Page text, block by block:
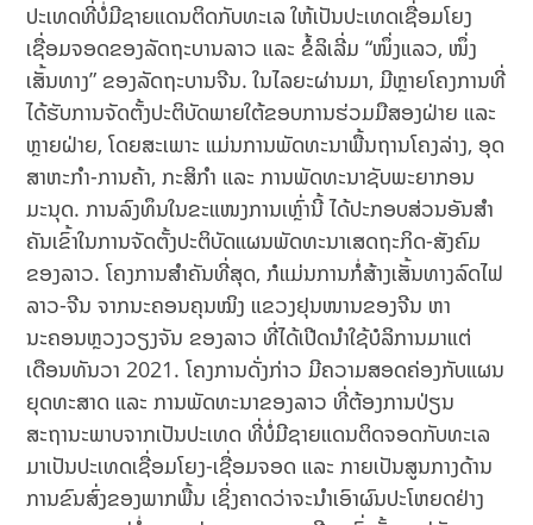
ປະເທດທີ່ບໍ່ມີຊາຍແດນຕິດກັບທະເລ ໃຫ້ເປັນປະເທດເຊື່ອມໂຍງ
ເຊື່ອມຈອດຂອງລັດຖະບານລາວ ແລະ ຂໍ້ລິເລີ່ມ “ໜຶ່ງແລວ, ໜຶ່ງ
ເສັ້ນທາງ” ຂອງລັດຖະບານຈີນ. ໃນໄລຍະຜ່ານມາ, ມີຫຼາຍໂຄງການທີ່
ໄດ້ຮັບການຈັດຕັ້ງປະຕິບັດພາຍໃຕ້ຂອບການຮ່ວມມືສອງຝ່າຍ ແລະ
ຫຼາຍຝ່າຍ, ໂດຍສະເພາະ ແມ່ນການພັດທະນາພື້ນຖານໂຄງລ່າງ, ອຸດ
ສາຫະກໍາ-ການຄ້າ, ກະສິກໍາ ແລະ ການພັດທະນາຊັບພະຍາກອນ
ມະນຸດ. ການລົງທຶນໃນຂະແໜງການເຫຼົ່ານີ້ ໄດ້ປະກອບສ່ວນອັນສໍາ
ຄັນເຂົ້າໃນການຈັດຕັ້ງປະຕິບັດແຜນພັດທະນາເສດຖະກິດ-ສັງຄົມ
ຂອງລາວ. ໂຄງການສໍາຄັນທີ່ສຸດ, ກໍແມ່ນການກໍ່ສ້າງເສັ້ນທາງລົດໄຟ
ລາວ-ຈີນ ຈາກນະຄອນຄຸນໝິງ ແຂວງຢຸນໜານຂອງຈີນ ຫາ
ນະຄອນຫຼວງວຽງຈັນ ຂອງລາວ ທີ່ໄດ້ເປີດນໍາໃຊ້ບໍລິການມາແຕ່
ເດືອນທັນວາ 2021. ໂຄງການດັ່ງກ່າວ ມີຄວາມສອດຄ່ອງກັບແຜນ
ຍຸດທະສາດ ແລະ ການພັດທະນາຂອງລາວ ທີ່ຕ້ອງການປ່ຽນ
ສະຖານະພາບຈາກເປັນປະເທດ ທີ່ບໍ່ມີຊາຍແດນຕິດຈອດກັບທະເລ
ມາເປັນປະເທດເຊື່ອມໂຍງ-ເຊື່ອມຈອດ ແລະ ກາຍເປັນສູນກາງດ້ານ
ການຂົນສົ່ງຂອງພາກພື້ນ ເຊິ່ງຄາດວ່າຈະນໍາເອົາຜົນປະໂຫຍດຢ່າງ